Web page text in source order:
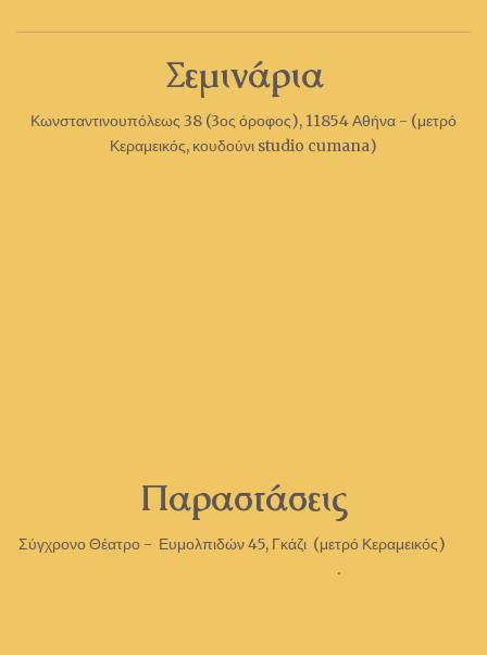
Σεμινάρια
Κωνσταντινουπόλεως 38 (3ος όροφος), 11854 Αθήνα - (μετρό
Κεραμεικός, κουδούνι studio cumana)
Παραστάσεις
Σύγχρονο Θέατρο - Ευμολπιδών 45, Γκάζι (μετρό Κεραμεικός)
.